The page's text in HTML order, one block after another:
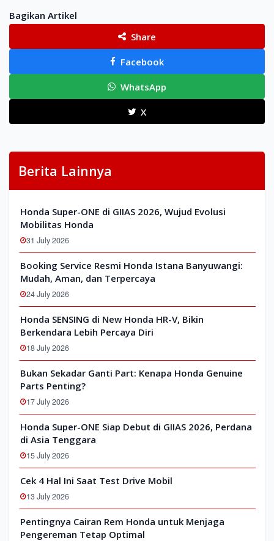
Bagikan Artikel
Share
Facebook
WhatsApp
X
Berita Lainnya
Honda Super-ONE di GIIAS 2026, Wujud Evolusi
Mobilitas Honda
31 July 2026
Booking Service Resmi Honda Istana Banyuwangi:
Mudah, Aman, dan Terpercaya
24 July 2026
Honda SENSING di New Honda HR-V, Bikin
Berkendara Lebih Percaya Diri
18 July 2026
Bukan Sekadar Ganti Part: Kenapa Honda Genuine
Parts Penting?
17 July 2026
Honda Super-ONE Siap Debut di GIIAS 2026, Perdana
di Asia Tenggara
15 July 2026
Cek 4 Hal Ini Saat Test Drive Mobil
13 July 2026
Pentingnya Cairan Rem Honda untuk Menjaga
Pengereman Tetap Optimal